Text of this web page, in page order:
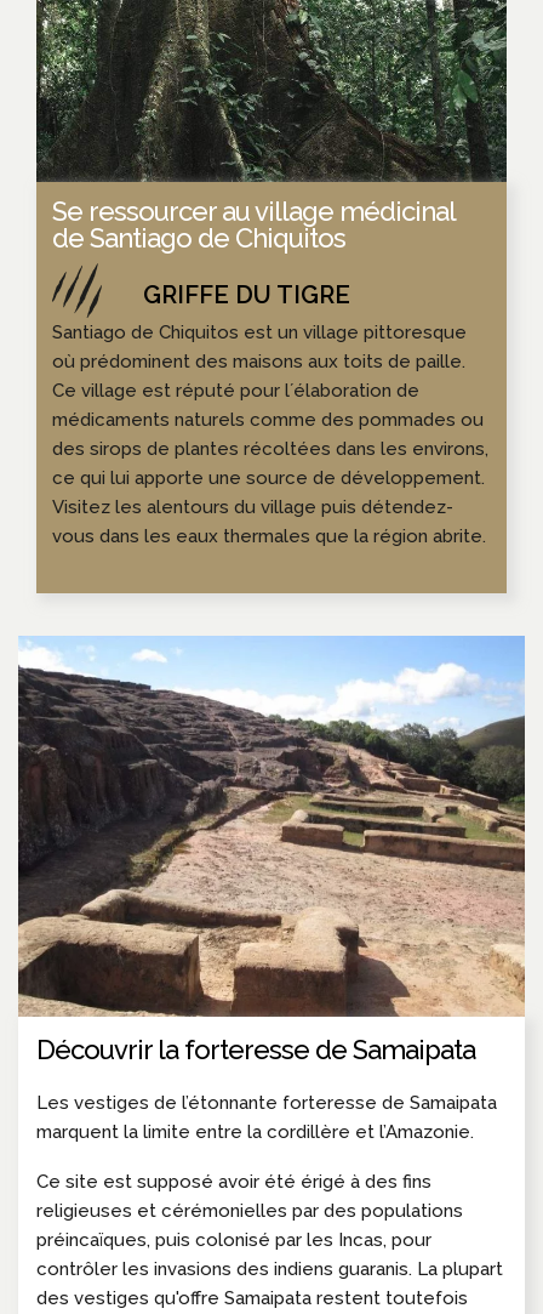
Se ressourcer au village médicinal
de Santiago de Chiquitos
Santiago de Chiquitos est un village pittoresque
où prédominent des maisons aux toits de paille.
Ce village est réputé pour l´élaboration de
médicaments naturels comme des pommades ou
des sirops de plantes récoltées dans les environs,
ce qui lui apporte une source de développement.
Visitez les alentours du village puis détendez-
vous dans les eaux thermales que la région abrite.
Découvrir la forteresse de Samaipata
Les vestiges de l’étonnante forteresse de Samaipata
marquent la limite entre la cordillère et l’Amazonie.
Ce site est supposé avoir été érigé à des fins
religieuses et cérémonielles par des populations
préincaïques, puis colonisé par les Incas, pour
contrôler les invasions des indiens guaranis. La plupart
des vestiges qu'offre Samaipata restent toutefois